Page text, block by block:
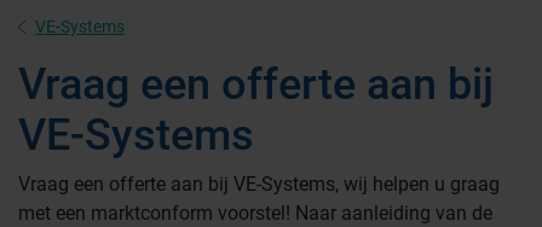
VE-Systems
Vraag een offerte aan bij
VE-Systems
Vraag een offerte aan bij VE-Systems, wij helpen u graag
met een marktconform voorstel! Naar aanleiding van de
Farmaceutische industrie